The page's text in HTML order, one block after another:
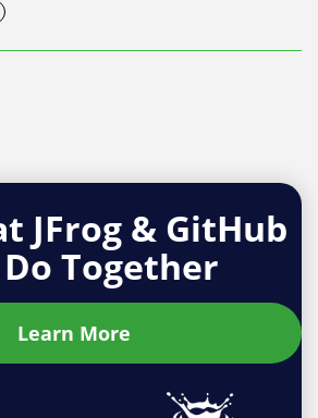
JFrog & GitHub
Do Together
Learn More